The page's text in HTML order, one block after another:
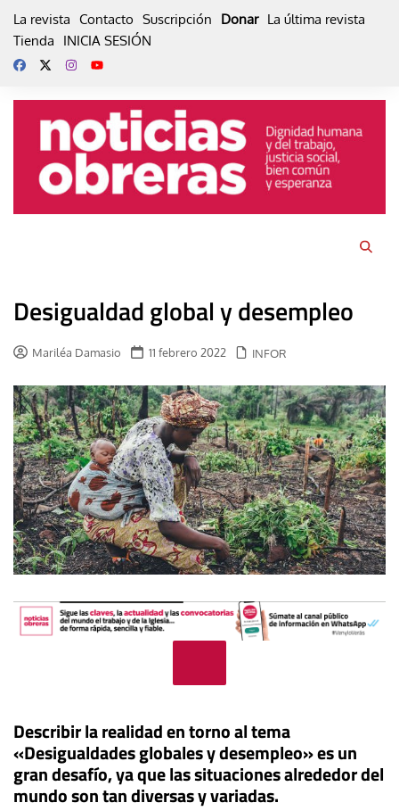
La revista Contacto Suscripción Donar La última revista
Tienda
INICIA SESIÓN
Desigualdad global y desempleo
Mariléa Damasio 11 febrero 2022 INFOR
Describir la realidad en torno al tema
«Desigualdades globales y desempleo» es un
gran desafío, ya que las situaciones alrededor del
mundo son tan diversas y variadas.